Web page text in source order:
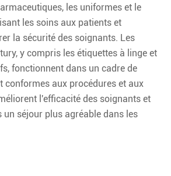
les uniformes et le
les soins aux patients et
la sécurité des soignants. Les
y compris les étiquettes à linge et
fonctionnent dans un cadre de
conformes aux procédures et aux
l'efficacité des soignants et
séjour plus agréable dans les